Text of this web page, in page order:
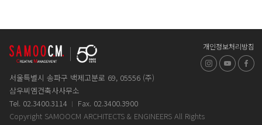
서울특별시 송파구 백제고분로 69, 05556 (주)
삼우씨엠건축사사무소
Tel. 02.3400.3114
Fax. 02.3400.3900
Copyright SAMOOCM ARCHITECTS & ENGINEERS All Rights
개인정보처리방침
인스타그램
유튜브페